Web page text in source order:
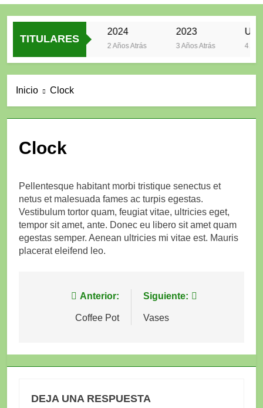
TITULARES
2024
2 Años Atrás
2023
3 Años Atrás 4
Inicio Clock
Clock
Pellentesque habitant morbi tristique senectus et
netus et malesuada fames ac turpis egestas.
Vestibulum tortor quam, feugiat vitae, ultricies eget,
tempor sit amet, ante. Donec eu libero sit amet quam
egestas semper. Aenean ultricies mi vitae est. Mauris
placerat eleifend leo.
Navegación
Anterior:
Coffee Pot
Siguiente:
Vases
DEJA UNA RESPUESTA